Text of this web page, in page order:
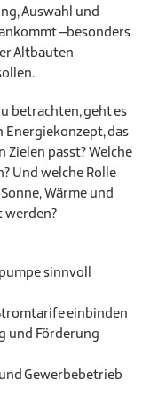
Auswahl und
–besonders
Altbauten
betrachten, geht es
Energiekonzept, das
Zielen passt? Welche
Und welche Rolle
Wärme und
sinnvoll
einbinden
und Förderung
Gewerbebetrieb